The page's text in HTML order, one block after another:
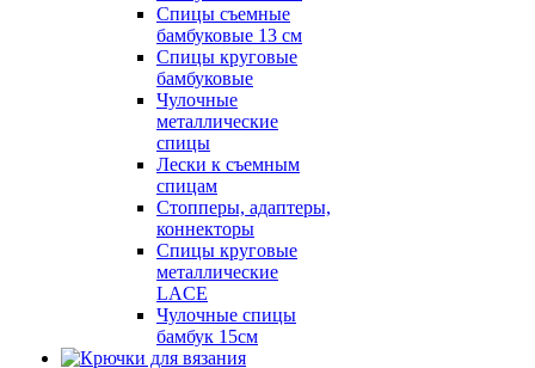
Спицы съемные
бамбуковые 13 см
Спицы круговые
бамбуковые
Чулочные
металлические
спицы
Лески к съемным
спицам
Стопперы, адаптеры,
коннекторы
Спицы круговые
металлические
LACE
Чулочные спицы
бамбук 15см